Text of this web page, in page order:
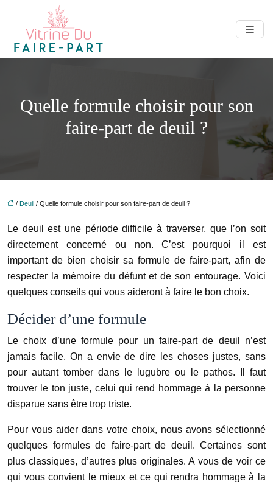
Quelle formule choisir pour son
faire-part de deuil ?
/ Deuil / Quelle formule choisir pour son faire-part de deuil ?
Le deuil est une période difficile à traverser, que l’on soit
directement concerné ou non. C’est pourquoi il est
important de bien choisir sa formule de faire-part, afin de
respecter la mémoire du défunt et de son entourage. Voici
quelques conseils qui vous aideront à faire le bon choix.
Décider d’une formule
Le choix d’une formule pour un faire-part de deuil n’est
jamais facile. On a envie de dire les choses justes, sans
pour autant tomber dans le lugubre ou le pathos. Il faut
trouver le ton juste, celui qui rend hommage à la personne
disparue sans être trop triste.
Pour vous aider dans votre choix, nous avons sélectionné
quelques formules de faire-part de deuil. Certaines sont
plus classiques, d’autres plus originales. A vous de voir ce
qui vous convient le mieux et ce qui rendra hommage à la